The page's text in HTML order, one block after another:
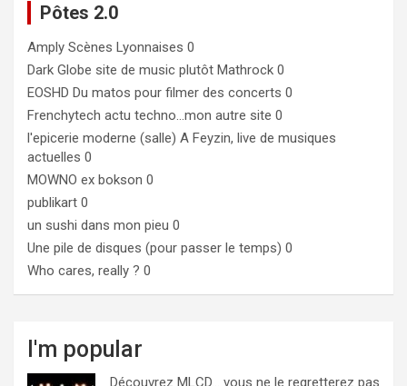
Pôtes 2.0
Amply Scènes Lyonnaises 0
Dark Globe site de music plutôt Mathrock 0
EOSHD Du matos pour filmer des concerts 0
Frenchytech actu techno…mon autre site 0
l'epicerie moderne (salle) A Feyzin, live de musiques
actuelles 0
MOWNO ex bokson 0
publikart 0
un sushi dans mon pieu 0
Une pile de disques (pour passer le temps) 0
Who cares, really ? 0
I'm popular
Découvrez MLCD… vous ne le regretterez pas